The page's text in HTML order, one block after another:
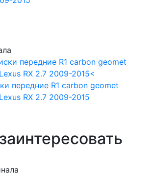
передние R1 carbon geomet
RX 2.7 2009-2015